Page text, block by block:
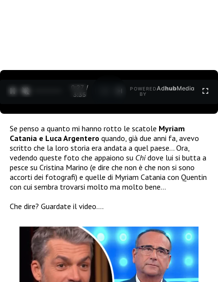
0:28 /
3:35
POWERED
BY
AdhubMedia
Se penso a quanto mi hanno rotto le scatole Myriam
Catania e Luca Argentero quando, già due anni fa, avevo
scritto che la loro storia era andata a quel paese… Ora,
vedendo queste foto che appaiono su Chidove lui si butta a
pesce su Cristina Marino (e dire che non è che non si sono
accorti dei fotografi) e quelle di Myriam Catania con Quentin
con cui sembra trovarsi molto ma molto bene…
Che dire? Guardate il video….